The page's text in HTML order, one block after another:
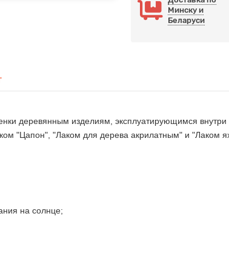
Минску и
Беларуси
деревянным изделиям, эксплуатирующимся
"Цапон", "Лаком для дерева акрилатным" и "Лаком
на солнце;